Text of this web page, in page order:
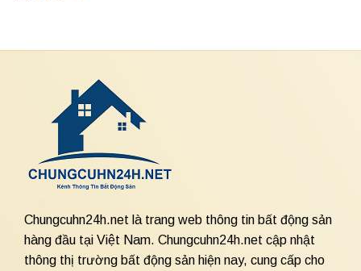
Chungcuhn24h.net là trang web thông tin bất động sản
hàng đầu tại Việt Nam. Chungcuhn24h.net cập nhật
thông thị trường bất động sản hiện nay, cung cấp cho